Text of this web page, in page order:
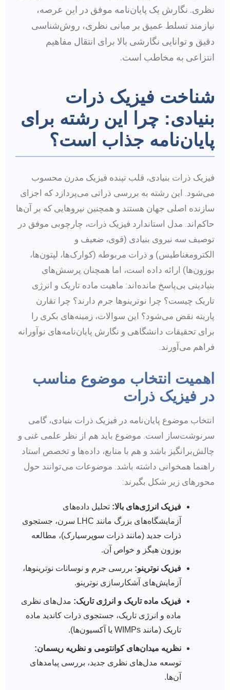
نظری. نگارش یک پایان‌نامه موفق در این عرصه،
نیازمند تسلط عمیق بر مبانی نظری، روش‌شناسی
دقیق و توانایی نگارشی بالا برای انتقال مفاهیم
انتزاعی به مخاطب است.
شناخت فیزیک ذرات
بنیادی: چرا این رشته برای
پایان‌نامه جذاب است؟
فیزیک ذرات بنیادی، قلب تپنده فیزیک مدرن محسوب
می‌شود. این رشته به بررسی ذراتی می‌پردازد که اجزای
سازنده اصلی جهان هستند و همچنین نیروهایی که بر آن‌ها
حاکم‌اند. مدل استاندارد فیزیک ذرات، چارچوبی موفق در
توصیف سه نیروی بنیادی (قوی، ضعیف و
الکترومغناطیس) و ذرات مربوطه (کوارک‌ها، لپتون‌ها،
بوزون‌ها) ارائه داده است، اما همچنان پرسش‌های
بنیادینی بی‌پاسخ مانده‌اند: ماهیت ماده تاریک و انرژی
تاریک چیست؟ چرا نوترینوها جرم دارند؟ چرا تقارن
پاریته نقض می‌شود؟ این سوالات، زمینه‌های بکری را
برای تحقیقات دانشگاهی و نگارش پایان‌نامه‌های نوآورانه
فراهم می‌آورند.
اهمیت انتخاب موضوع مناسب
در فیزیک ذرات
انتخاب موضوع پایان‌نامه در فیزیک ذرات بنیادی، گامی
سرنوشت‌ساز است. موضوع باید هم از نظر علمی غنی و
چالش‌برانگیز باشد و هم با منابع، داده‌ها و تخصص استاد
راهنما همخوانی داشته باشد. موضوعات می‌توانند حول
محورهای زیر شکل بگیرند:
فیزیک انرژی‌های بالا: تحلیل داده‌های
آزمایشگاه‌های بزرگ مانند LHC سرن، جستجوی
ذرات جدید (مانند ذرات سوپرسیارک)، مطالعه
بوزون هیگز و خواص آن.
فیزیک نوترینو: بررسی جرم و نوسانات نوترینوها،
آزمایش‌های آشکارسازی نوترینو.
فیزیک ماده تاریک و انرژی تاریک: مدل‌های نظری
ماده و انرژی تاریک، جستجوی ذرات کاندید ماده
تاریک (مانند WIMPs یا آکسیون‌ها).
نظریه میدان‌های کوانتومی و نظریه ریسمان:
توسعه مدل‌های نظری جدید، بررسی پیامدهای
آن‌ها.